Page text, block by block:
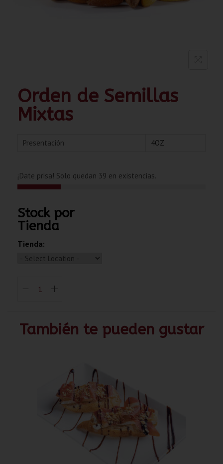
Orden de Semillas
Mixtas
Presentación 4OZ
¡Date prisa! Solo quedan 39 en existencias.
Stock por
Tienda
Tienda:
También te pueden gustar